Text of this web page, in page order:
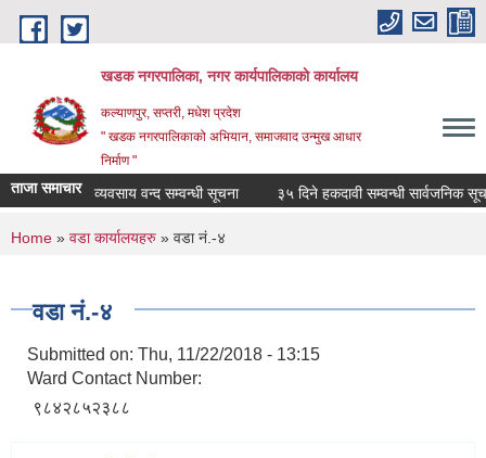
Skip to main content
खडक नगरपालिका, नगर कार्यपालिकाकाे कार्यालय
कल्याणपुर, सप्तरी, मधेश प्रदेश
" खडक नगरपालिकाको अभियान, समाजवाद उन्मुख आधार
निर्माण "
ताजा समाचारव्यवसाय वन्द सम्वन्धी सूचना ३५ दिने हकदावी सम्वन्धी सार्वजनिक सूचना
You are here
Home » वडा कार्यालयहरु » वडा नं.-४
वडा नं.-४
Submitted on: Thu, 11/22/2018 - 13:15
Ward Contact Number:
९८४२८५२३८८